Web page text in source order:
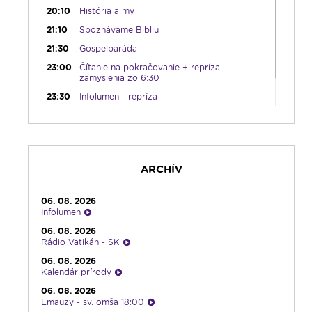
20:10
História a my
21:10
Spoznávame Bibliu
21:30
Gospelparáda
23:00
Čítanie na pokračovanie + repríza
zamyslenia zo 6:30
23:30
Infolumen - repríza
ARCHÍV
06. 08. 2026
Infolumen
06. 08. 2026
Rádio Vatikán - SK
06. 08. 2026
Kalendár prírody
06. 08. 2026
Emauzy - sv. omša 18:00